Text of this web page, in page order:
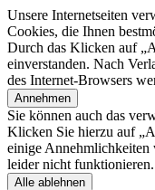
Unsere Internetseiten
Cookies, die Ihnen
Durch das Klicken auf
einverstanden. Nach
des Internet-Browsers
Annehmen
Sie können auch das
Klicken Sie hierzu auf
einige Annehmlichkeiten
leider nicht funktionieren.
Alle ablehnen